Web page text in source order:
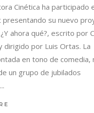
Cinética ha participado
presentando su nuevo
ahora qué?, escrito por
dirigido por Luis Ortas. La
en tono de comedia,
un grupo de jubilados